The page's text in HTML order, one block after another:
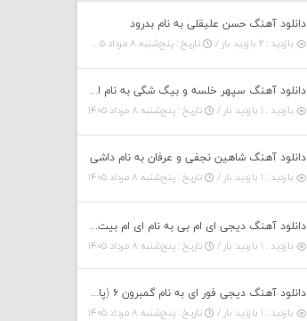
دانلود آهنگ حسن علیقلی به نام بدرود
بازدید : ۲ بازدید بار /
تاریخ : پنج‌شنبه ۸ مرداد ۱۴۰۵
دانلود آهنگ سپهر خلسه و بیگ شگی به نام افتر پارتی
بازدید : ۱ بازدید بار /
تاریخ : پنج‌شنبه ۸ مرداد ۱۴۰۵
دانلود آهنگ شاهین نجفی و عرفان به نام داشی
بازدید : ۱ بازدید بار /
تاریخ : پنج‌شنبه ۸ مرداد ۱۴۰۵
دانلود آهنگ دیجی ای ام بی به نام ای ام بیت ۱۶ (پادکست)
بازدید : ۱ بازدید بار /
تاریخ : پنج‌شنبه ۸ مرداد ۱۴۰۵
دانلود آهنگ دیجی فور ای به نام گمبرون ۶ (پادکست)
بازدید : ۱ بازدید بار /
تاریخ : پنج‌شنبه ۸ مرداد ۱۴۰۵